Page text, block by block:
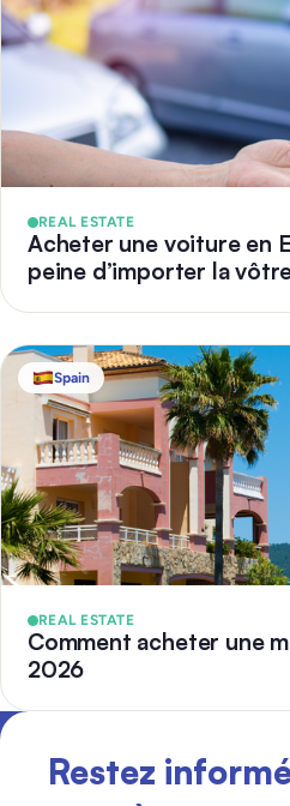
REAL ESTATE
Acheter une voiture en
peine d’importer la
Spain
REAL ESTATE
Comment acheter une
2026
Restez